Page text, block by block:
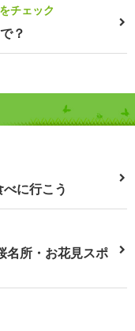
チェック
？
に行こう
名所・お花見スポ